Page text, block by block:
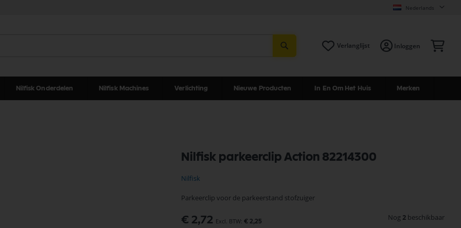
Nederlands
Verlanglijst Inloggen
Nilfisk Onderdelen Nilfisk Machines Verlichting Nieuwe Producten In En Om Het Huis Merken
Nilfisk parkeerclip Action 82214300
Nilfisk
Parkeerclip voor de parkeerstand stofzuiger
€ 2,72 € 2,25 Nog 2 beschikbaar